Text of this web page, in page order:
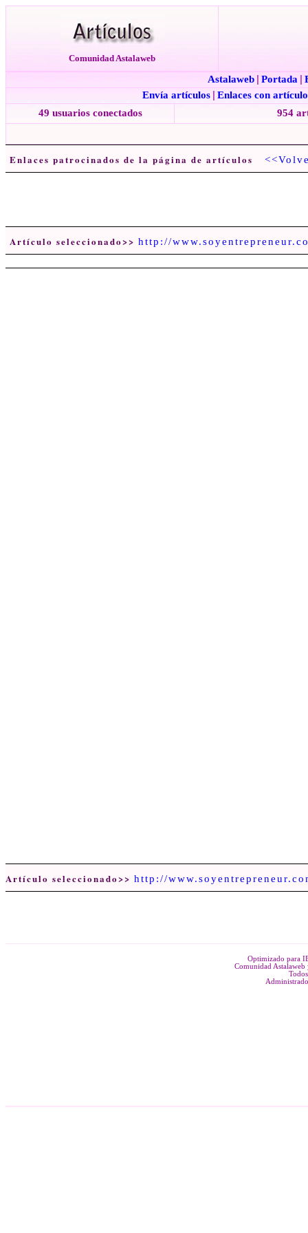
Comunidad Astalaweb
Astalaweb Portada
Envía artículos
Enlaces con
49 usuarios conectados
954
Enlaces patrocinados de la página de artículos
Artículo seleccionado>> http://
Artículo seleccionado>> http://
Optimizado para
Comunidad